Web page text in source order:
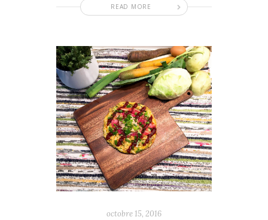
READ MORE
octobre 15, 2016